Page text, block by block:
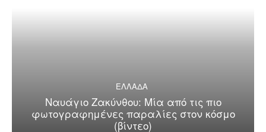
ΕΛΛΑΔΑ
Ναυάγιο Ζακύνθου: Μία από τις πιο
φωτογραφημένες παραλίες στον κόσμο
(βίντεο)